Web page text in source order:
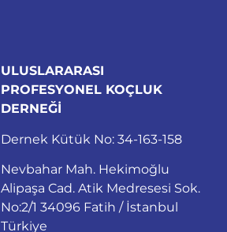
ULUSLARARASI
PROFESYONEL KOÇLUK
DERNEĞİ
Dernek Kütük No: 34-163-158
Nevbahar Mah. Hekimoğlu
Alipaşa Cad. Atik Medresesi Sok.
No:2/1 34096 Fatih / İstanbul
Türkiye